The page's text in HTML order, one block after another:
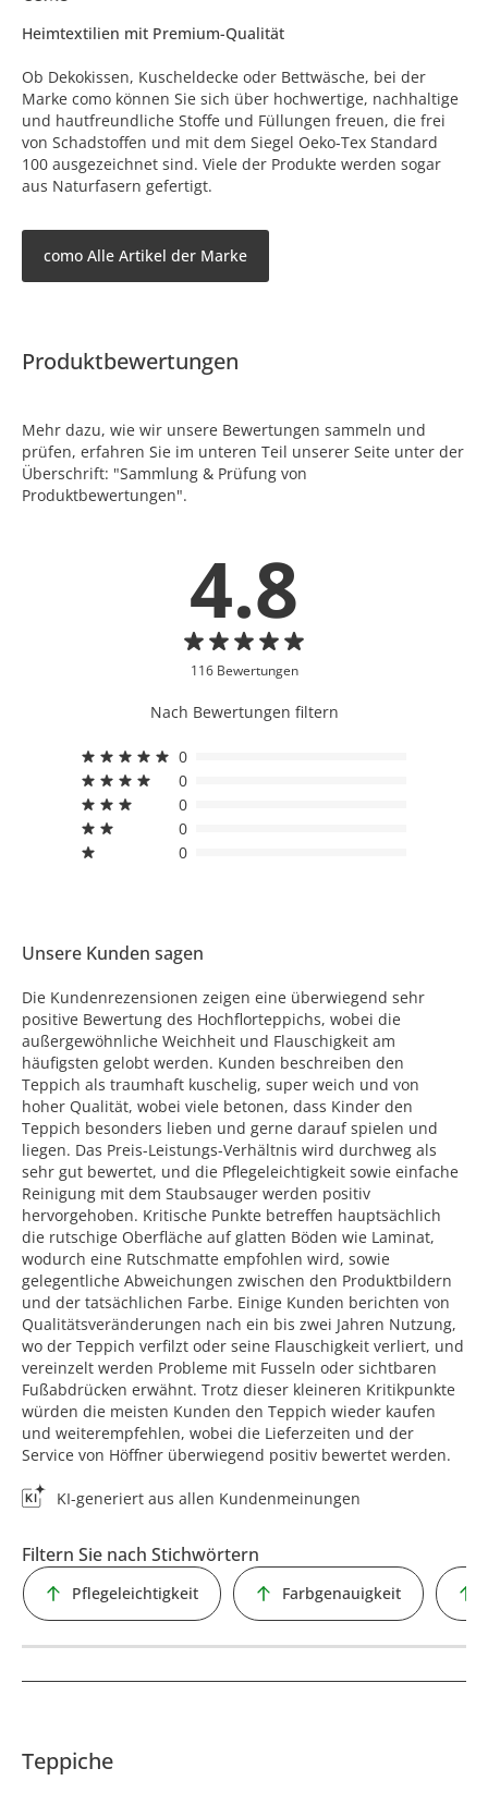
Heimtextilien mit Premium-Qualität
Ob Dekokissen, Kuscheldecke oder Bettwäsche, bei der
Marke como können Sie sich über hochwertige, nachhaltige
und hautfreundliche Stoffe und Füllungen freuen, die frei
von Schadstoffen und mit dem Siegel Oeko-Tex Standard
100 ausgezeichnet sind. Viele der Produkte werden sogar
aus Naturfasern gefertigt.
como Alle Artikel der Marke
Produktbewertungen
Mehr dazu, wie wir unsere Bewertungen sammeln und
prüfen, erfahren Sie im unteren Teil unserer Seite unter der
Überschrift: "Sammlung & Prüfung von
Produktbewertungen".
4.8
116 Bewertungen
Nach Bewertungen filtern
0
0
0
0
0
Unsere Kunden sagen
Die Kundenrezensionen zeigen eine überwiegend sehr
positive Bewertung des Hochflorteppichs, wobei die
außergewöhnliche Weichheit und Flauschigkeit am
häufigsten gelobt werden. Kunden beschreiben den
Teppich als traumhaft kuschelig, super weich und von
hoher Qualität, wobei viele betonen, dass Kinder den
Teppich besonders lieben und gerne darauf spielen und
liegen. Das Preis-Leistungs-Verhältnis wird durchweg als
sehr gut bewertet, und die Pflegeleichtigkeit sowie einfache
Reinigung mit dem Staubsauger werden positiv
hervorgehoben. Kritische Punkte betreffen hauptsächlich
die rutschige Oberfläche auf glatten Böden wie Laminat,
wodurch eine Rutschmatte empfohlen wird, sowie
gelegentliche Abweichungen zwischen den Produktbildern
und der tatsächlichen Farbe. Einige Kunden berichten von
Qualitätsveränderungen nach ein bis zwei Jahren Nutzung,
wo der Teppich verfilzt oder seine Flauschigkeit verliert, und
vereinzelt werden Probleme mit Fusseln oder sichtbaren
Fußabdrücken erwähnt. Trotz dieser kleineren Kritikpunkte
würden die meisten Kunden den Teppich wieder kaufen
und weiterempfehlen, wobei die Lieferzeiten und der
Service von Höffner überwiegend positiv bewertet werden.
KI-generiert aus allen Kundenmeinungen
Filtern Sie nach Stichwörtern
Pflegeleichtigkeit Farbgenauigkeit
Teppiche